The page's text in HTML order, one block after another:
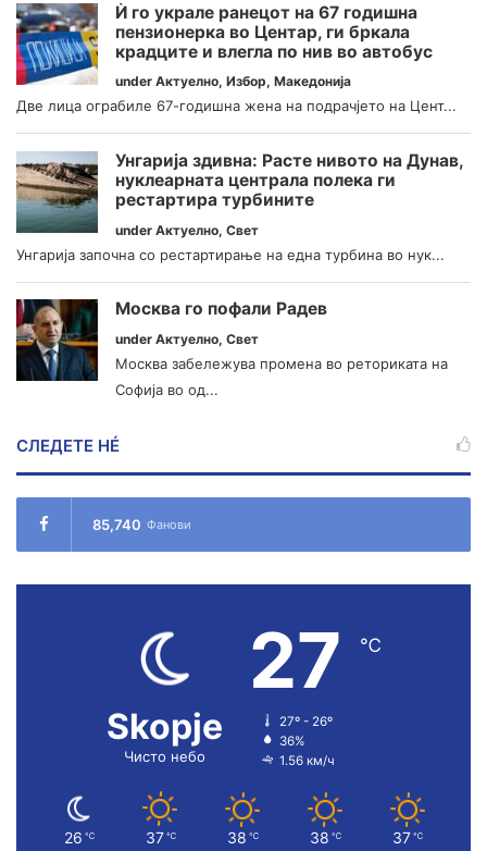
Ѝ го украле ранецот на 67 годишна
пензионерка во Центар, ги бркала
крадците и влегла по нив во автобус
under Актуелно, Избор, Македонија
Две лица ограбиле 67-годишна жена на подрачјето на Цент...
Унгарија здивна: Расте нивото на Дунав,
нуклеарната централа полека ги
рестартира турбините
under Актуелно, Свет
Унгарија започна со рестартирање на една турбина во нук...
Москва го пофали Радев
under Актуелно, Свет
Москва забележува промена во реториката на
Софија во од...
СЛЕДЕТЕ НÉ
85,740 Фанови
Skopje
Чисто небо
27 ℃
27º - 26º
36%
1.56 км/ч
26 ℃ 37 ℃ 38 ℃ 38 ℃ 37 ℃